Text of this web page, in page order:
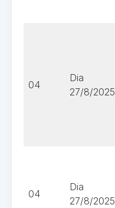
04
Dia
27/8/2025
04
Dia
27/8/2025